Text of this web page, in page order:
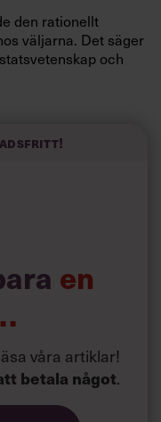
den rationellt
väljarna. Det säger
och
på jorden. Hellre
sammanfatta de
i undersökningar.”
”Led som i
en
våra artiklar!
betala något.